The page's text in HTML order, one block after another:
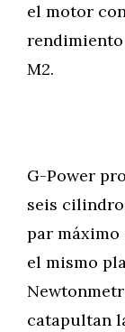
el motor
rendimiento
M2.
G-Power
seis
par máximo
el mismo
catapultan